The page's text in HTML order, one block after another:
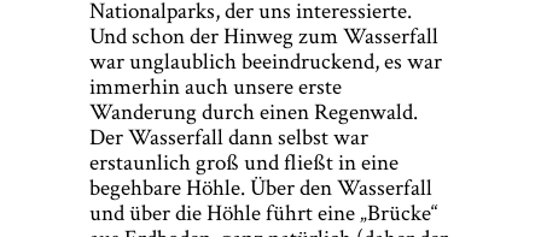
Nationalparks, der uns interessierte.
Und schon der Hinweg zum Wasserfall
war unglaublich beeindruckend, es war
immerhin auch unsere erste
Wanderung durch einen Regenwald.
Der Wasserfall dann selbst war
erstaunlich groß und fließt in eine
begehbare Höhle. Über den Wasserfall
und über die Höhle führt eine „Brücke“